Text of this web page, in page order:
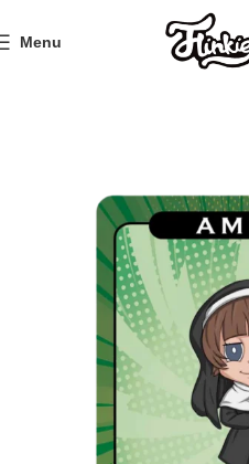
Menu
Singles